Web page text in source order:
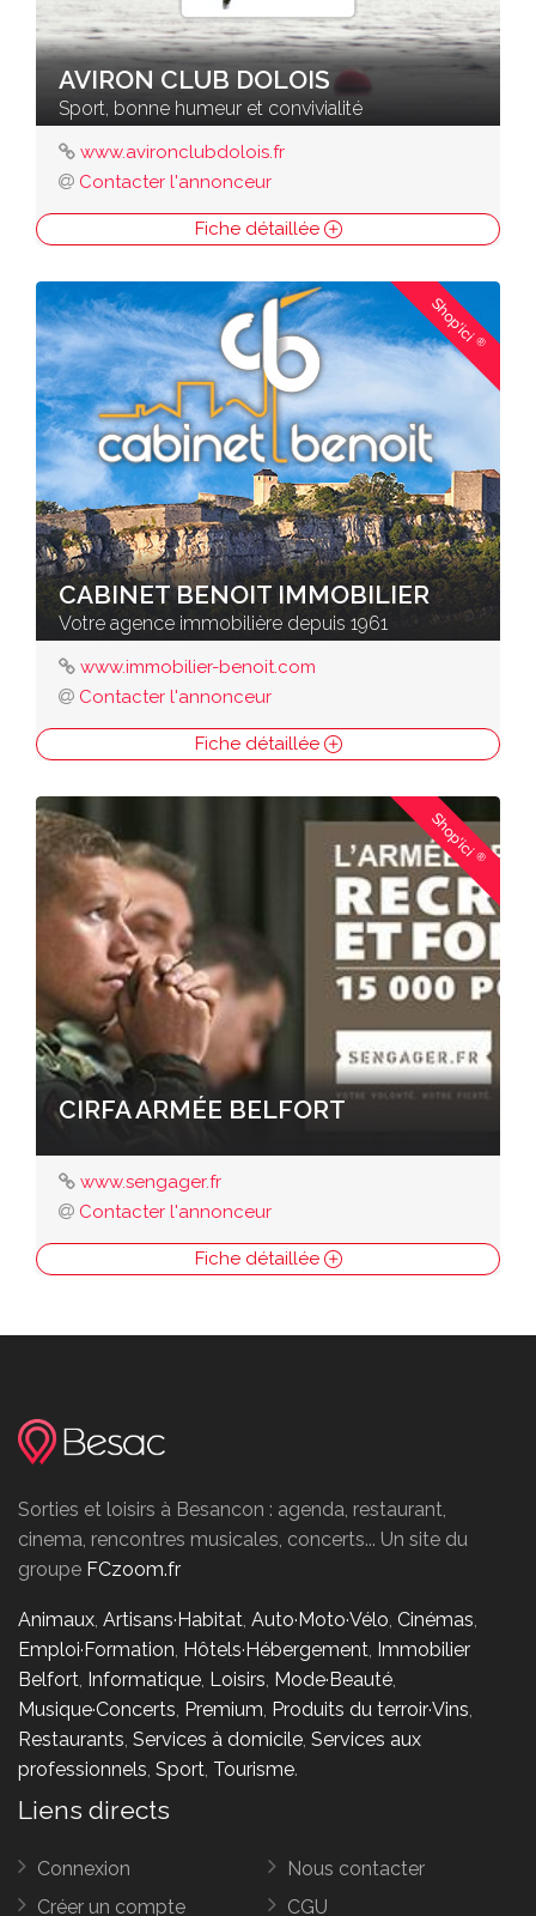
AVIRON CLUB DOLOIS
Sport, bonne humeur et convivialité
www.avironclubdolois.fr
Contacter l'annonceur
Fiche détaillée
Shop'ici®
CABINET BENOIT IMMOBILIER
Votre agence immobilière depuis 1961
www.immobilier-benoit.com
Contacter l'annonceur
Fiche détaillée
Shop'ici®
CIRFA ARMÉE BELFORT
www.sengager.fr
Contacter l'annonceur
Fiche détaillée
Sorties et loisirs à Besancon : agenda, restaurant,
cinema, rencontres musicales, concerts... Un site du
groupe FCzoom.fr
Animaux, Artisans·Habitat, Auto·Moto·Vélo, Cinémas,
Emploi·Formation, Hôtels·Hébergement, Immobilier
Belfort, Informatique, Loisirs, Mode·Beauté,
Musique·Concerts, Premium, Produits du terroir·Vins,
Restaurants, Services à domicile, Services aux
professionnels, Sport, Tourisme.
Liens directs
Connexion
Créer un compte
Nous contacter
CGU